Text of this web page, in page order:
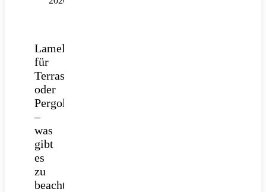
Lamellendach
für
Terrasse
oder
Pergola
–
was
gibt
es
zu
beachten?